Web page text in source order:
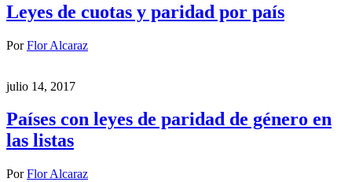
Leyes de cuotas y paridad por país
PorFlor Alcaraz
julio 14, 2017
Países con leyes de paridad de género en
las listas
PorFlor Alcaraz